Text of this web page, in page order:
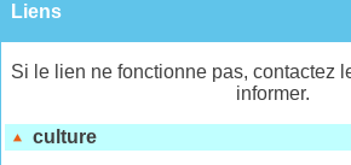
Liens
Si le lien ne fonctionne pas, contactez
informer.
culture